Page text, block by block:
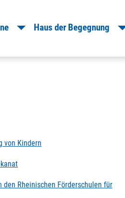
Toggle
Haus der Begegnung
von Kindern
den Rheinischen Förderschulen für